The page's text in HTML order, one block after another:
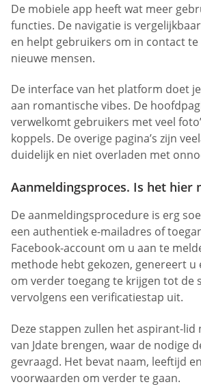
De mobiele app heeft wat meer
functies. De navigatie is
en helpt gebruikers om in contact
nieuwe mensen.
De interface van het platform doet
aan romantische vibes. De
verwelkomt gebruikers met veel
koppels. De overige pagina’s zijn
duidelijk en niet overladen met
Aanmeldingsproces. Is het hier
De aanmeldingsprocedure is erg
een authentiek e-mailadres of
Facebook-account om u aan te
methode hebt gekozen, genereert u
om verder toegang te krijgen tot de
vervolgens een verificatiestap uit.
Deze stappen zullen het aspirant-lid
van Jdate brengen, waar de nodige
gevraagd. Het bevat naam, leeftijd
voorwaarden om verder te gaan.